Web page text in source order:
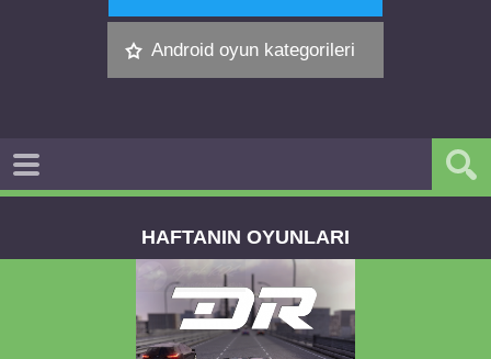
Android oyun kategorileri
HAFTANIN OYUNLARI